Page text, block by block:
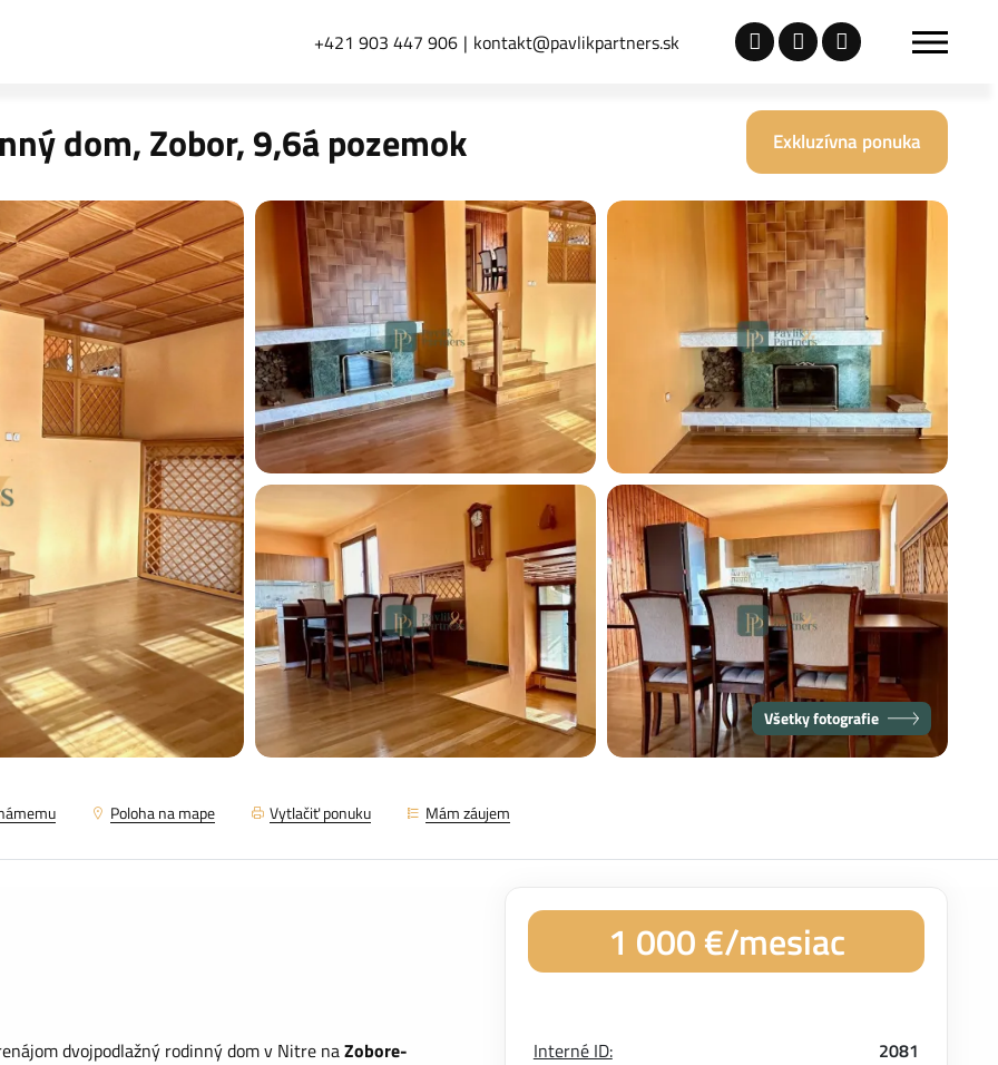
+421 903 447 906 kontakt@pavlikpartners.sk
dom, Zobor, 9,6á pozemok Exkluzívna ponuka
Všetky fotografie
Poloha na mape Vytlačiť ponuku Mám záujem
dvojpodlažný rodinný dom v Nitre naZobore-
1 000 €/mesiac
Interné ID:
2081